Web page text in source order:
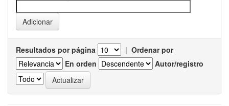
Resultados por página | Ordenar por
En orden
Autor/registro